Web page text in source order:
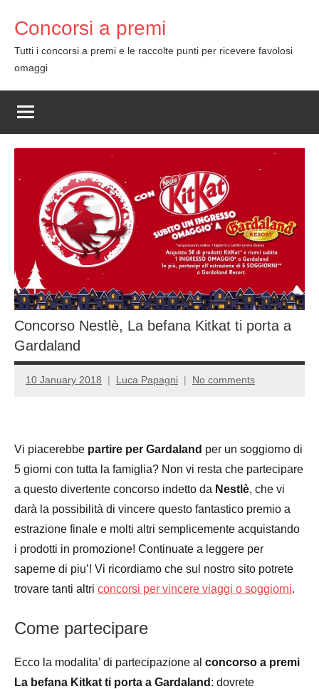
content
Concorsi a premi
Tutti i concorsi a premi e le raccolte punti per ricevere favolosi
omaggi
Concorso Nestlè, La befana Kitkat ti porta a
Gardaland
10 January 2018 Luca Papagni No comments
Vi piacerebbe partire per Gardaland per un soggiorno di
5 giorni con tutta la famiglia? Non vi resta che partecipare
a questo divertente concorso indetto da Nestlè, che vi
darà la possibilità di vincere questo fantastico premio a
estrazione finale e molti altri semplicemente acquistando
i prodotti in promozione! Continuate a leggere per
saperne di piu’! Vi ricordiamo che sul nostro sito potrete
trovare tanti altri concorsi per vincere viaggi o soggiorni.
Come partecipare
Ecco la modalita’ di partecipazione al concorso a premi
La befana Kitkat ti porta a Gardaland : dovrete